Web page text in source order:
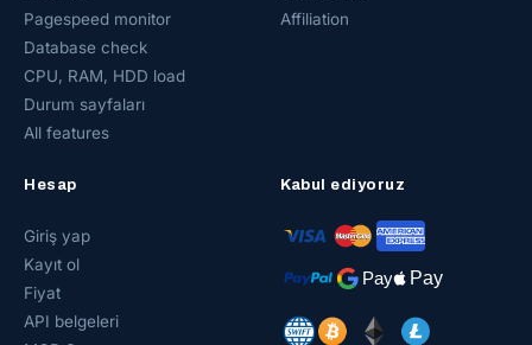
Pagespeed monitor
Database check
CPU, RAM, HDD load
Durum sayfaları
All features
Affiliation
Hesap
Giriş yap
Kayıt ol
Fiyat
API belgeleri
Kabul ediyoruz